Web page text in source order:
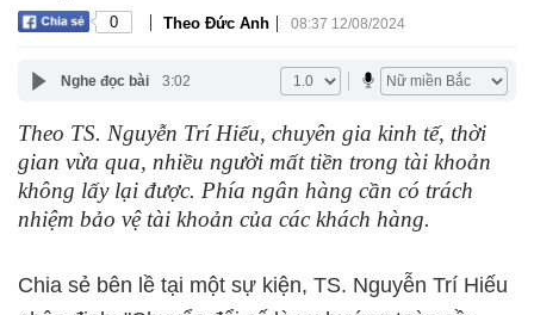
0 | Theo Đức Anh | 08:37 12/08/2024
Nghe đọc bài 3:02
Theo TS. Nguyễn Trí Hiếu, chuyên gia kinh tế, thời
gian vừa qua, nhiều người mất tiền trong tài khoản
không lấy lại được. Phía ngân hàng cần có trách
nhiệm bảo vệ tài khoản của các khách hàng.
Chia sẻ bên lề tại một sự kiện, TS. Nguyễn Trí Hiếu